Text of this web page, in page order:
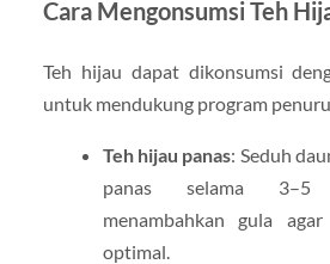
Cara Mengonsumsi Teh
Teh hijau dapat dikonsumsi
untuk mendukung program
Teh hijau panas: Seduh
panas selama 3–5
menambahkan gula
optimal.